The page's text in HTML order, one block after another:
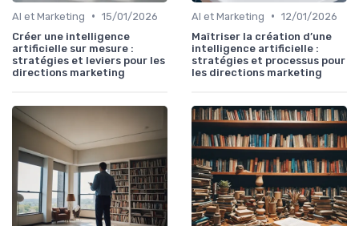
AI et Marketing • 15/01/2026
Créer une intelligence
artificielle sur mesure :
stratégies et leviers pour les
directions marketing
AI et Marketing • 12/01/2026
Maîtriser la création d’une
intelligence artificielle :
stratégies et processus pour
les directions marketing